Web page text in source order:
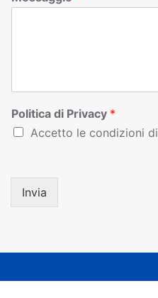
Politica di Privacy *
Accetto le condizioni di
Invia